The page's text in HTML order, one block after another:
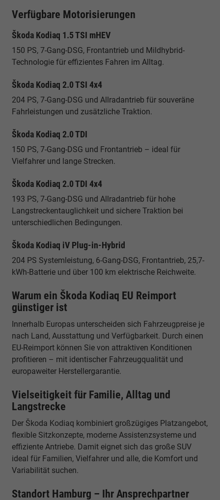
Verfügbare Motorisierungen
Škoda Kodiaq 1.5 TSI mHEV
150 PS, 7-Gang-DSG, Frontantrieb und Mildhybrid-
Technologie für effizientes Fahren im Alltag.
Škoda Kodiaq 2.0 TSI 4x4
204 PS, 7-Gang-DSG und Allradantrieb für souveräne
Fahrleistungen und zusätzliche Traktion.
Škoda Kodiaq 2.0 TDI
150 PS, 7-Gang-DSG und Frontantrieb – ideal für
Vielfahrer und lange Strecken.
Škoda Kodiaq 2.0 TDI 4x4
193 PS, 7-Gang-DSG und Allradantrieb für hohe
Langstreckentauglichkeit und sichere Traktion bei
unterschiedlichen Bedingungen.
Škoda Kodiaq iV Plug-in-Hybrid
204 PS Systemleistung, 6-Gang-DSG, Frontantrieb, 25,7-
kWh-Batterie und über 100 km elektrische Reichweite.
Warum ein Škoda Kodiaq EU Reimport
günstiger ist
Innerhalb Europas unterscheiden sich Fahrzeugpreise je
nach Land, Ausstattung und Verfügbarkeit. Durch einen
EU-Reimport können Sie von attraktiven Konditionen
profitieren – mit identischer Fahrzeugqualität und
europaweiter Herstellergarantie.
Vielseitigkeit für Familie, Alltag und
Langstrecke
Der Škoda Kodiaq kombiniert großzügiges Platzangebot,
flexible Sitzkonzepte, moderne Assistenzsysteme und
effiziente Antriebe. Damit eignet sich das große SUV
ideal für Familien, Vielfahrer und alle, die Komfort und
Variabilität suchen.
Standort Hamburg – Ihr Ansprechpartner